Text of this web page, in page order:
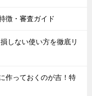
徴・審査ガイド
しない使い方を徹底リ
作っておくのが吉！特